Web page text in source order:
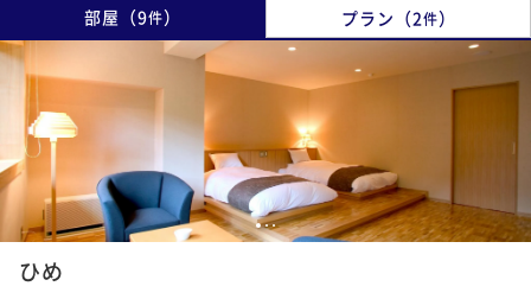
部屋 （9件） プラン （2件）
123
ひめ